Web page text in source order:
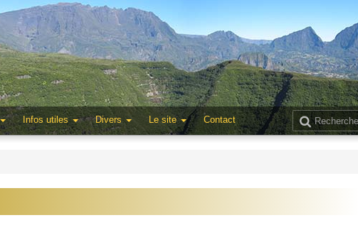
Infos utiles Divers Le site Contact